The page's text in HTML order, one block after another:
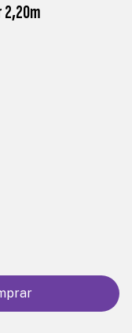
2,20m